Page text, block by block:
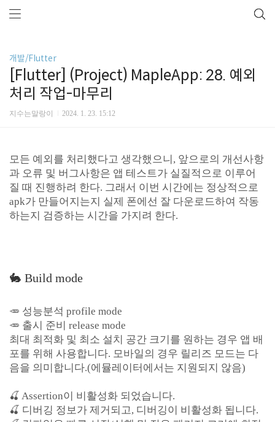
개발/Flutter
[Flutter] (Project) MapleApp: 28. 예외
처리 작업-마무리
지수는말랑이 2024. 1. 23. 15:12
모든 예외를 처리했다고 생각했으니, 앞으로의 개선사항
과 오류 및 버그사항은 앱 테스트가 실질적으로 이루어
질 때 진행하려 한다. 그래서 이번 시간에는 정상적으로
apk가 만들어지는지 실제 폰에선 잘 다운로드하여 작동
하는지 검증하는 시간을 가지려 한다.
🐇 Build mode
🥕 성능분석 profile mode
🥕 출시 준비 release mode
최대 최적화 및 최소 설치 공간 크기를 원하는 경우 앱 배
포를 위해 사용합니다. 모바일의 경우 릴리즈 모드는 다
음을 의미합니다.(에뮬레이터에서는 지원되지 않음)
🍒 Assertion이 비활성화 되었습니다.
🍒 디버깅 정보가 제거되고, 디버깅이 비활성화 됩니다.